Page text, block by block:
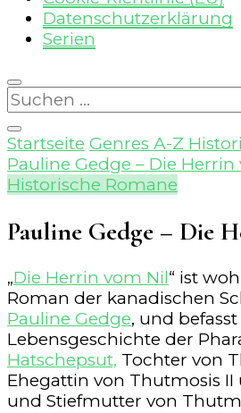
Datenschutzerklärung
Serien
Suchen
nach:
Startseite Genres A-Z
Pauline Gedge – Die Herrin
Historische Romane
Pauline Gedge – Die
„Die Herrin vom Nil“ ist
Roman der kanadischen
Pauline Gedge, und
Lebensgeschichte der
Hatschepsut, Tochter von
Ehegattin von Thutmosis II
und Stiefmutter von